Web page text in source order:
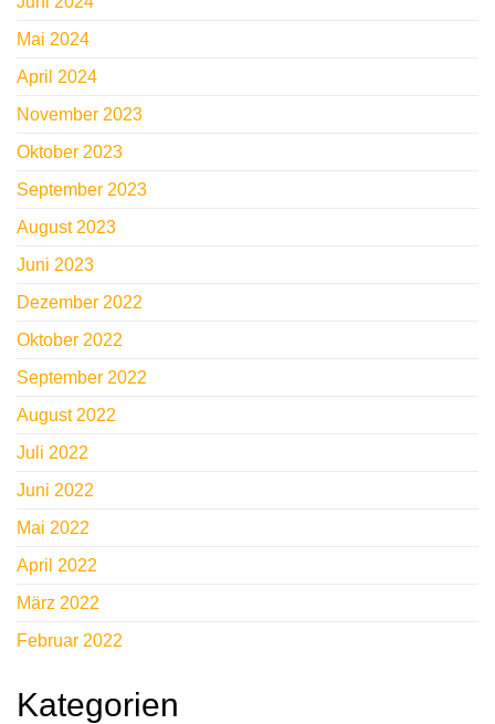
Mai 2024
April 2024
November 2023
Oktober 2023
September 2023
August 2023
Juni 2023
Dezember 2022
Oktober 2022
September 2022
August 2022
Juli 2022
Juni 2022
Mai 2022
April 2022
März 2022
Februar 2022
Kategorien